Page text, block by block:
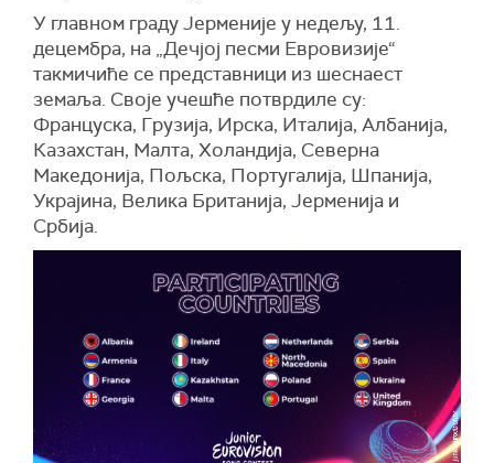
У главном граду Јерменије у недељу, 11.
децембра, на „Дечјој песми Евровизије“
такмичиће се представници из шеснаест
земаља. Своје учешће потврдиле су:
Француска, Грузија, Ирска, Италија, Албанија,
Казахстан, Малта, Холандија, Северна
Македонија, Пољска, Португалија, Шпанија,
Украјина, Велика Британија, Јерменија и
Србија.